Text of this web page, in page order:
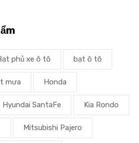
phủ xe ô tô bạt ô tô
mưa Honda
Hyundai SantaFe Kia Rondo
Mitsubishi Pajero